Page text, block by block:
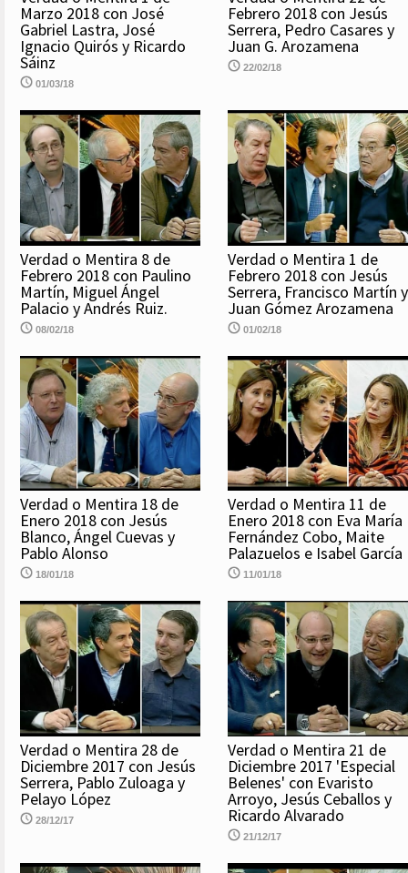
Marzo 2018 con José
Gabriel Lastra, José
Ignacio Quirós y Ricardo
Sáinz
01/03/18
Febrero 2018 con Jesús
Serrera, Pedro Casares y
Juan G. Arozamena
22/02/18
Verdad o Mentira 8 de
Febrero 2018 con Paulino
Martín, Miguel Ángel
Palacio y Andrés Ruiz.
08/02/18
Verdad o Mentira 1 de
Febrero 2018 con Jesús
Serrera, Francisco Martín y
Juan Gómez Arozamena
01/02/18
Verdad o Mentira 18 de
Enero 2018 con Jesús
Blanco, Ángel Cuevas y
Pablo Alonso
18/01/18
Verdad o Mentira 11 de
Enero 2018 con Eva María
Fernández Cobo, Maite
Palazuelos e Isabel García
11/01/18
Verdad o Mentira 28 de
Diciembre 2017 con Jesús
Serrera, Pablo Zuloaga y
Pelayo López
28/12/17
Verdad o Mentira 21 de
Diciembre 2017 'Especial
Belenes' con Evaristo
Arroyo, Jesús Ceballos y
Ricardo Alvarado
21/12/17